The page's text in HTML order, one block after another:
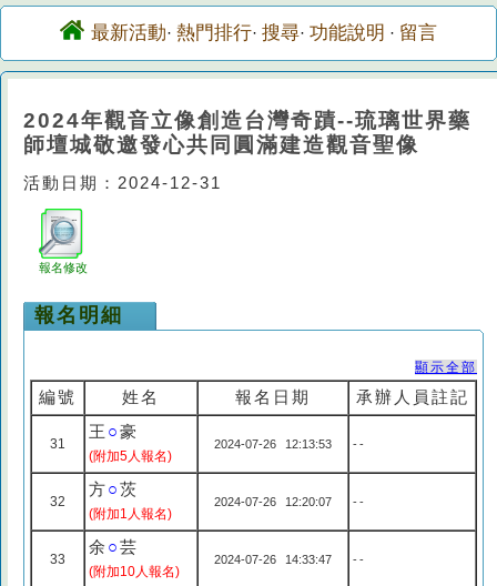
最新活動· 熱門排行· 搜尋· 功能說明 · 留言
2024年觀音立像創造台灣奇蹟--琉璃世界藥
師壇城敬邀發心共同圓滿建造觀音聖像
活動日期：2024-12-31
報名修改
報名明細
顯示全部
編號 姓名 報名日期 承辦人員註記
31
王 ○豪
(附加5人報名)
2024-07-26 12:13:53 --
32
方○茨
(附加1人報名)
2024-07-26 12:20:07 --
33
余 ○芸
(附加10人報名)
2024-07-26 14:33:47 --